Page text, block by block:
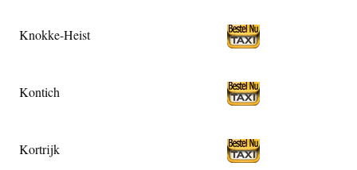
Knokke-Heist
Kontich
Kortrijk